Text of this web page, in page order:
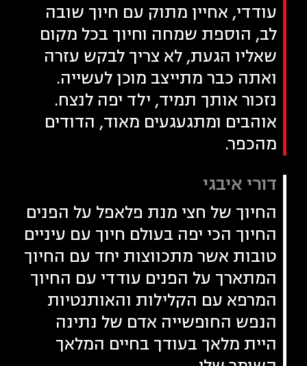
עודדי, אחיין מתוק עם חיוך שובה
לב, הוספת שמחה וחיוך בכל מקום
שאליו הגעת, לא צריך לבקש עזרה
ואתה כבר מתייצב מוכן לעשייה.
נזכור אותך תמיד, ילד יפה לנצח.
אוהבים ומתגעגעים מאוד, הדודים
מהכפר.
דורי איבגי
החיוך של חצי מנת פלאפל על הפנים
החיוך הכי יפה בעולם חיוך עם עיניים
טובות אשר מתכווצות יחד עם החיוך
המתארך על הפנים עודדי עם החיוך
המרפא עם הקלילות והאותנטיות
הנפש החופשייה אדם של נתינה
היית מלאך בעודך בחיים המלאך